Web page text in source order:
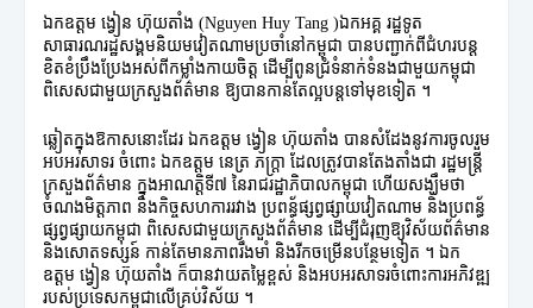
ឯកឧត្តម ង្វៀន ហ៊ុយតាំង (Nguyen Huy Tang )ឯកអគ្គ រដ្ឋទូត
សាធារណរដ្ឋសង្គមនិយមវៀតណាមប្រចាំនៅកម្ពុជា បានបញ្ជាក់ពីជំហរបន្ត
ខិតខំប្រឹងប្រែងអស់ពីកម្លាំងកាយចិត្ត ដើម្បីពូនជ្រំទំនាក់ទំនងជាមួយកម្ពុជា
ពិសេសជាមួយក្រសួងព័ត៌មាន ឱ្យបានកាន់តែល្អបន្តទៅមុខទៀត ។
ឆ្លៀតក្នុងឱកាសនោះដែរ ឯកឧត្តម ង្វៀន ហ៊ុយតាំង បានសំដែងនូវការចូលរួម
អបអរសាទរ ចំពោះ ឯកឧត្តម នេត្រ ភក្ត្រា ដែលត្រូវបានតែងតាំងជា រដ្ឋមន្រ្តី
ក្រសួងព័ត៌មាន ក្នុងអាណត្តិទី៧ នៃរាជរដ្ឋាភិបាលកម្ពុជា ហើយសង្ឃឹមថា
ចំណងមិត្តភាព និងកិច្ចសហការរវាង ប្រពន្ធ័ផ្សព្វផ្សាយវៀតណាម និងប្រពន្ធ័
ផ្សព្វផ្សាយកម្ពុជា ពិសេសជាមួយក្រសួងព័ត៌មាន ដើម្បីជំរុញឱ្យវិស័យព័ត៌មាន
និងសោតទស្សន៍ កាន់តែមានភាពរឹងមាំ និងរីកចម្រើនបន្ថែមទៀត ។ ឯក
ឧត្តម ង្វៀន ហ៊ុយតាំង ក៏បានវាយតម្លៃខ្ពស់ និងអបអរសាទរចំពោះការអភិវឌ្ឍ
របស់ប្រទេសកម្ពុជាលើគ្រប់វិស័យ ។